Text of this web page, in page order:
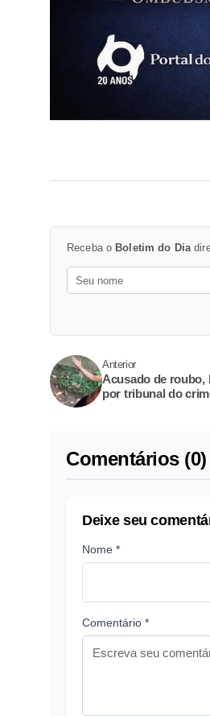
Receba o Boletim do Dia
Anterior
Acusado de roubo,
por tribunal do
Comentários (0)
Deixe seu
Nome *
Comentário *